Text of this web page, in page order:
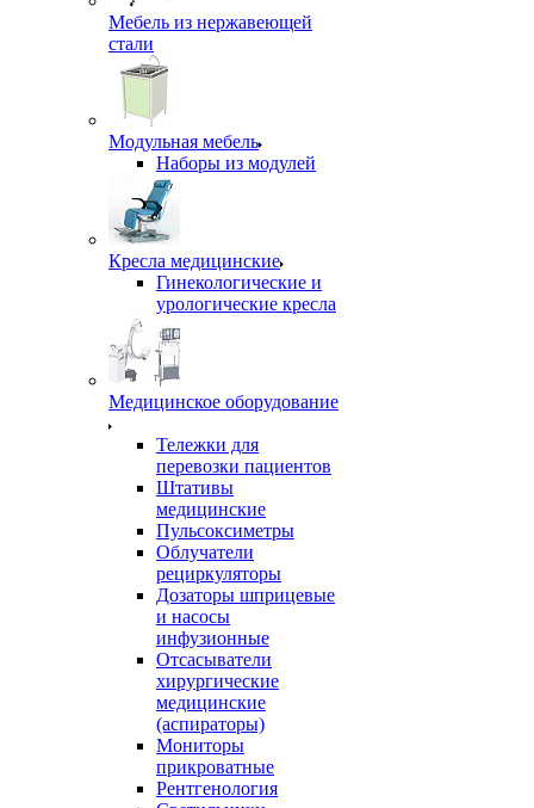
Мебель из нержавеющей
стали
Модульная мебель
Наборы из модулей
Кресла медицинские
Гинекологические и
урологические кресла
Медицинское оборудование
Тележки для
перевозки пациентов
Штативы
медицинские
Пульсоксиметры
Облучатели
рециркуляторы
Дозаторы шприцевые
и насосы
инфузионные
Отсасыватели
хирургические
медицинские
(аспираторы)
Мониторы
прикроватные
Рентгенология